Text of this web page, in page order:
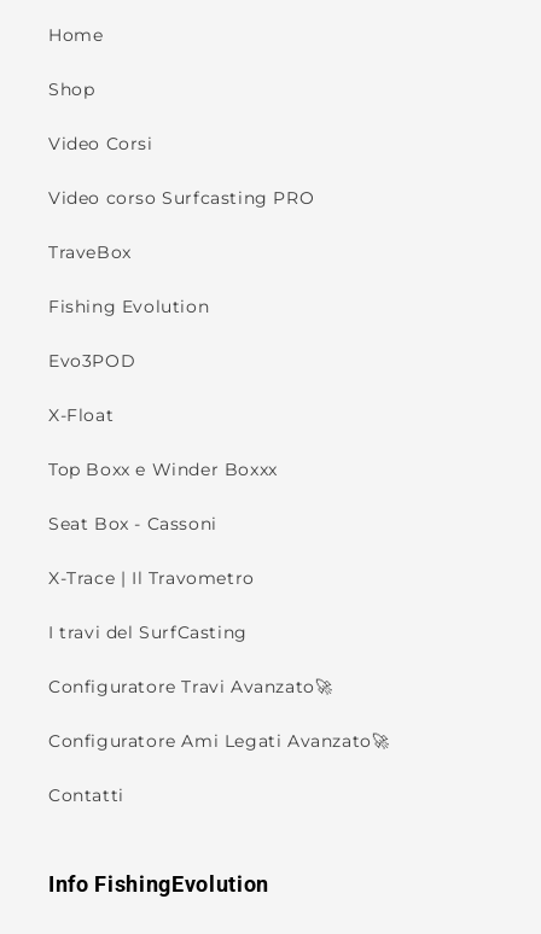
Home
Shop
Video Corsi
Video corso Surfcasting PRO
TraveBox
Fishing Evolution
Evo3POD
X-Float
Top Boxx e Winder Boxxx
Seat Box - Cassoni
X-Trace | Il Travometro
I travi del SurfCasting
Configuratore Travi Avanzato🚀
Configuratore Ami Legati Avanzato🚀
Contatti
Info FishingEvolution